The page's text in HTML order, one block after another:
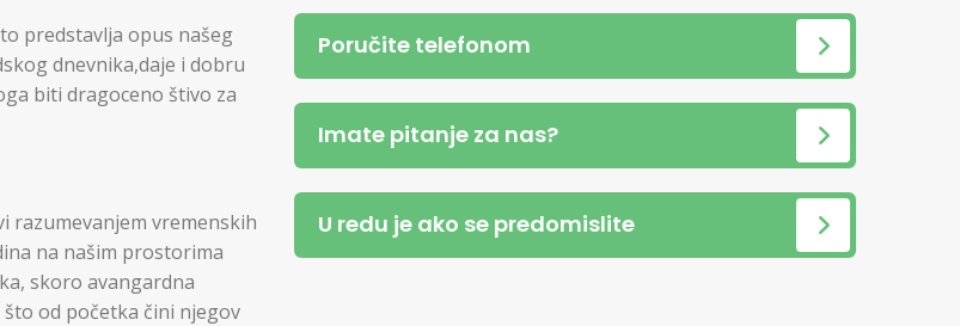
predstavlja opus našeg
dnevnika,daje i dobru
biti dragoceno štivo za
razumevanjem vremenskih
na našim prostorima
skoro avangardna
od početka čini njegov
Poručite telefonom
Imate pitanje za nas?
U redu je ako se predomislite